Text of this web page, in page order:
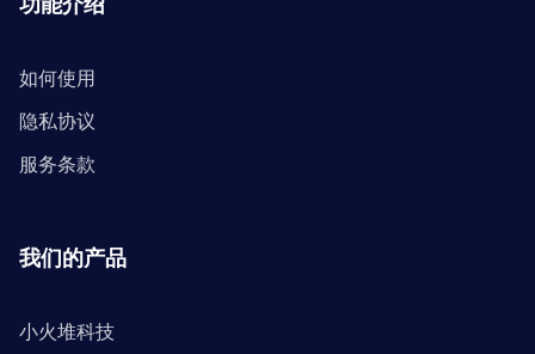
如何使用
隐私协议
服务条款
我们的产品
小火堆科技